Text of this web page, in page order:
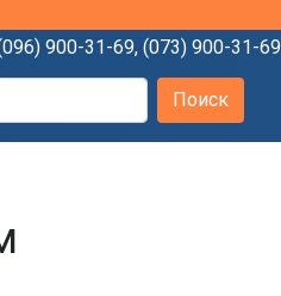
900-31-69, (073) 900-31-69